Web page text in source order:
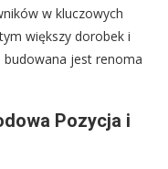
w kluczowych
większy dorobek i
jest renoma
Pozycja i